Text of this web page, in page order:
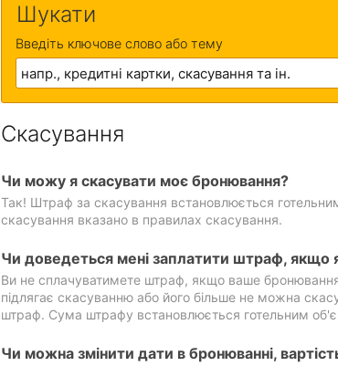
Шукати
Введіть ключове слово або тему
Скасування
Чи можу я скасувати моє бронювання?
Так! Штраф за скасування встановлюється
скасування вказано в правилах скасування.
Чи доведеться мені заплатити штраф, якщо
Ви не сплачуватимете штраф, якщо ваше
підлягає скасуванню або його більше не можна
штраф. Сума штрафу встановлюється готельним
Чи можна змінити дати в бронюванні,